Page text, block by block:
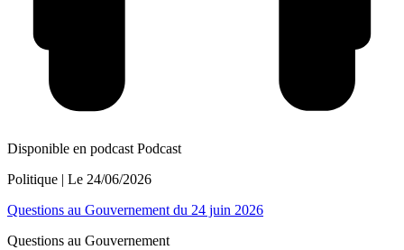
Disponible en podcast Podcast
Politique | Le 24/06/2026
Questions au Gouvernement du 24 juin 2026
Questions au Gouvernement